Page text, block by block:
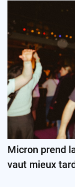
Micron prend
vaut mieux